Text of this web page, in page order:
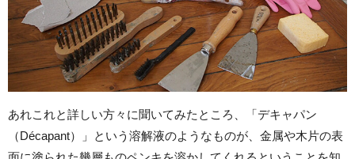
あれこれと詳しい方々に聞いてみたところ、「デキャパン
（Décapant）」という溶解液のようなものが、金属や木片の表